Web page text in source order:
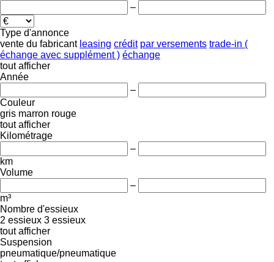
–
Type d'annonce
vente du fabricant leasing crédit par versements trade-in (
échange avec supplément ) échange
tout afficher
Année
–
Couleur
gris marron rouge
tout afficher
Kilométrage
–
km
Volume
–
m³
Nombre d'essieux
2 essieux 3 essieux
tout afficher
Suspension
pneumatique/pneumatique